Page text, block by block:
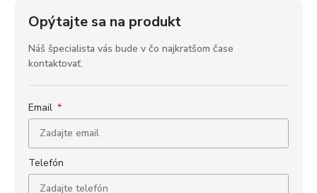
Opýtajte sa na produkt
Náš špecialista vás bude v čo najkratšom čase
kontaktovať.
Email
Telefón